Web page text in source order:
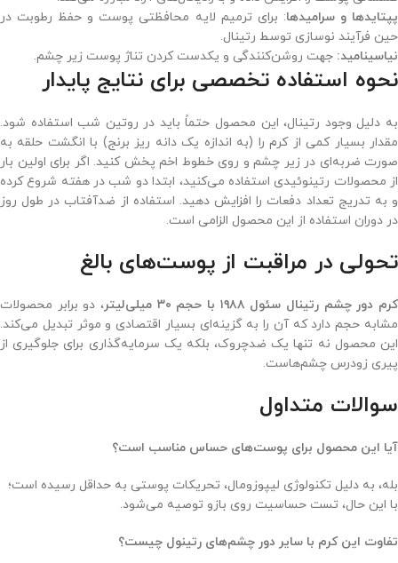
پپتایدها و سرامیدها: برای ترمیم لایه محافظتی پوست و حفظ رطوبت در
حین فرآیند نوسازی توسط رتینال.
نیاسینامید: جهت روشن‌کنندگی و یکدست کردن تناژ پوست زیر چشم.
نحوه استفاده تخصصی برای نتایج پایدار
به دلیل وجود رتینال، این محصول حتماً باید در روتین شب استفاده شود.
مقدار بسیار کمی از کرم را (به اندازه یک دانه ریز برنج) با انگشت حلقه به
صورت ضربه‌ای در زیر چشم و روی خطوط اخم پخش کنید. اگر برای اولین بار
از محصولات رتینوئیدی استفاده می‌کنید، ابتدا دو شب در هفته شروع کرده
و به تدریج تعداد دفعات را افزایش دهید. استفاده از ضدآفتاب در طول روز
در دوران استفاده از این محصول الزامی است.
تحولی در مراقبت از پوست‌های بالغ
کرم دور چشم رتینال سئول ۱۹۸۸ با حجم ۳۰ میلی‌لیتر
، دو برابر محصولات
مشابه حجم دارد که آن را به گزینه‌ای بسیار اقتصادی و موثر تبدیل می‌کند.
این محصول نه تنها یک ضدچروک، بلکه یک سرمایه‌گذاری برای جلوگیری از
پیری زودرس چشم‌هاست.
سوالات متداول
آیا این محصول برای پوست‌های حساس مناسب است؟
بله، به دلیل تکنولوژی لیپوزومال، تحریکات پوستی به حداقل رسیده است؛
با این حال، تست حساسیت روی بازو توصیه می‌شود.
تفاوت این کرم با سایر دور چشم‌های رتینول چیست؟